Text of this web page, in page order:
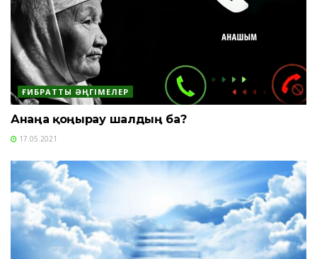
ҒИБРАТТЫ ӘҢГІМЕЛЕР
Анаңа қоңырау шалдың ба?
17.05.2021